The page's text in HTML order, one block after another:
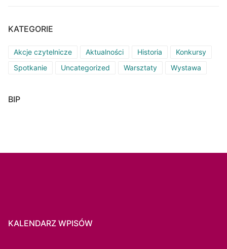
KATEGORIE
Akcje czytelnicze Aktualności Historia
Konkursy
Spotkanie
Uncategorized Warsztaty Wystawa
BIP
KALENDARZ WPISÓW